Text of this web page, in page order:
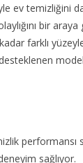
ev temizliğini
bir
farklı
performansı
sağlıyor.